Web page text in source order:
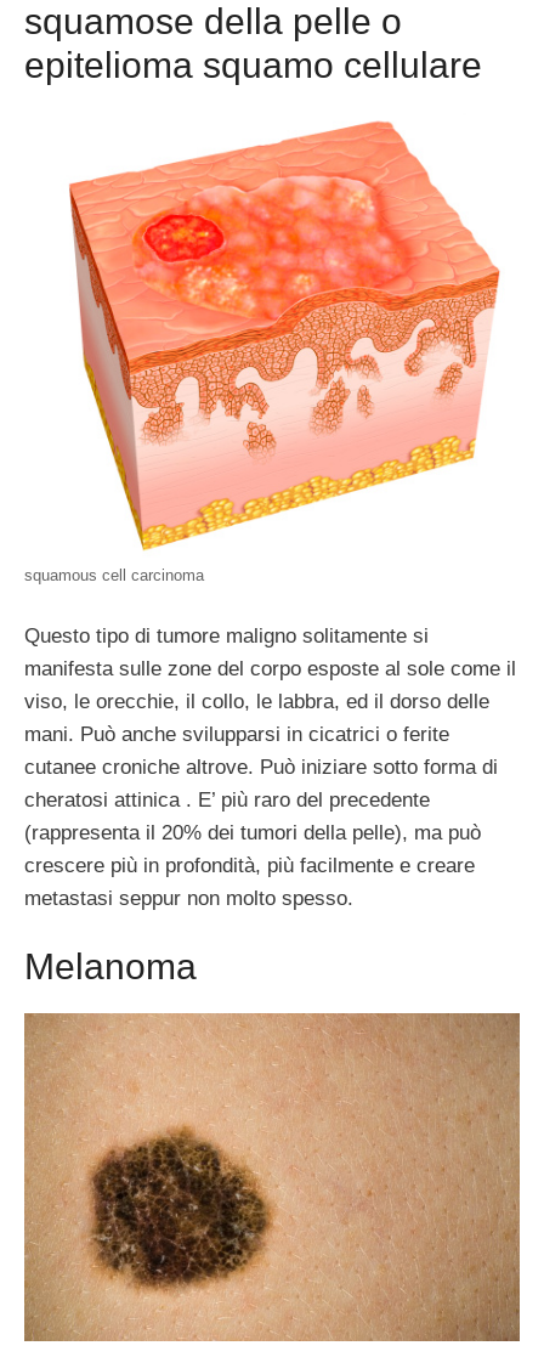
squamose della pelle o
epitelioma squamo cellulare
squamous cell carcinoma
Questo tipo di tumore maligno solitamente si
manifesta sulle zone del corpo esposte al sole come il
viso, le orecchie, il collo, le labbra, ed il dorso delle
mani. Può anche svilupparsi in cicatrici o ferite
cutanee croniche altrove. Può iniziare sotto forma di
cheratosi attinica . E’ più raro del precedente
(rappresenta il 20% dei tumori della pelle), ma può
crescere più in profondità, più facilmente e creare
metastasi seppur non molto spesso.
Melanoma